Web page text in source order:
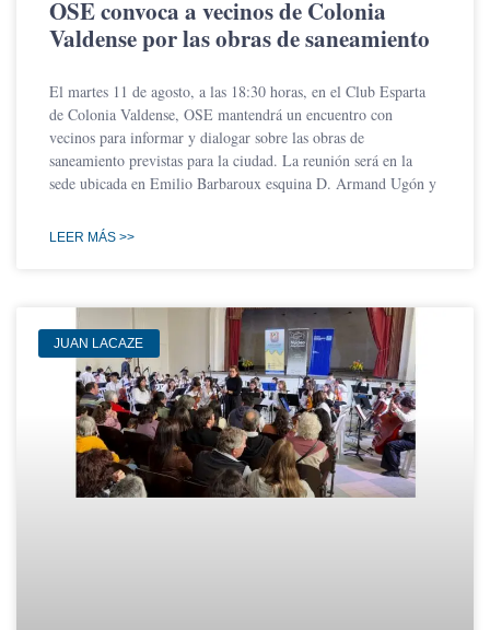
OSE convoca a vecinos de Colonia
Valdense por las obras de saneamiento
El martes 11 de agosto, a las 18:30 horas, en el Club Esparta
de Colonia Valdense, OSE mantendrá un encuentro con
vecinos para informar y dialogar sobre las obras de
saneamiento previstas para la ciudad. La reunión será en la
sede ubicada en Emilio Barbaroux esquina D. Armand Ugón y
LEER MÁS >>
JUAN LACAZE